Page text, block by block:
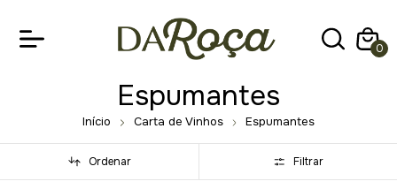
0
Espumantes
Início Carta de Vinhos Espumantes
Ordenar Filtrar